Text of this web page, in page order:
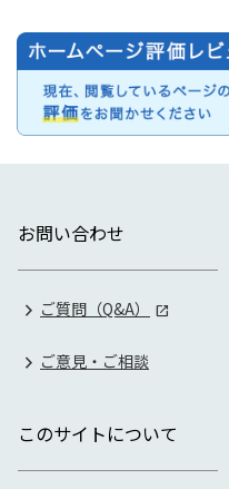
お問い合わせ
ご質問（Q&A）
ご意見・ご相談
このサイトについて